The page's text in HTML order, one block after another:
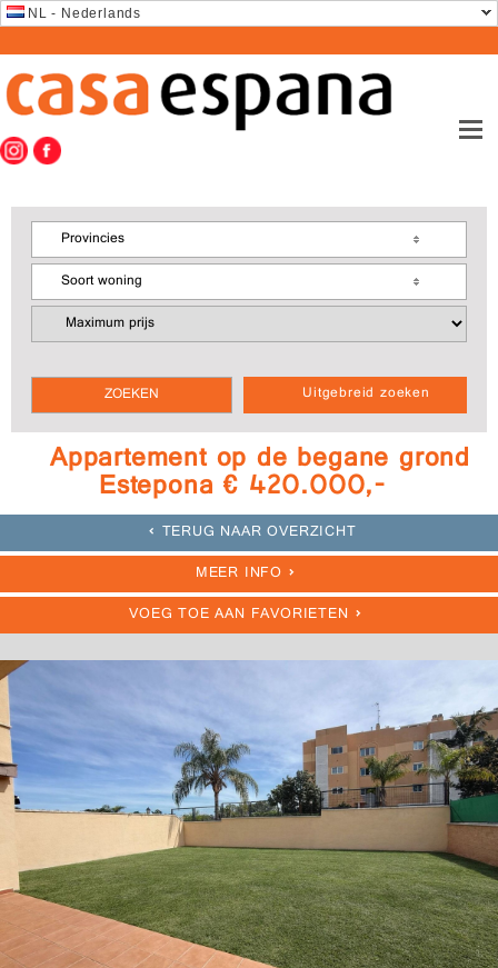
NL - Nederlands
Uitgebreid zoeken
Provincies
Soort woning
Appartement op de begane grond
Estepona € 420.000,-
TERUG NAAR OVERZICHT
MEER INFO
VOEG TOE AAN FAVORIETEN